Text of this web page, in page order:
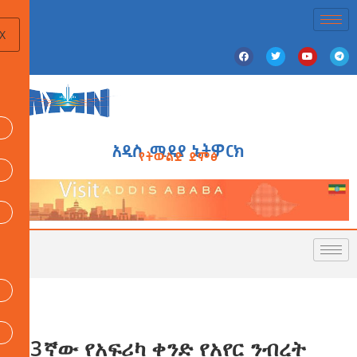
አዲስ ሚዲያ ኔትዎርክ
የትውልድ ድምፅ
73ኛው የአፍሪካ ቀንድ የአየር ንብረት